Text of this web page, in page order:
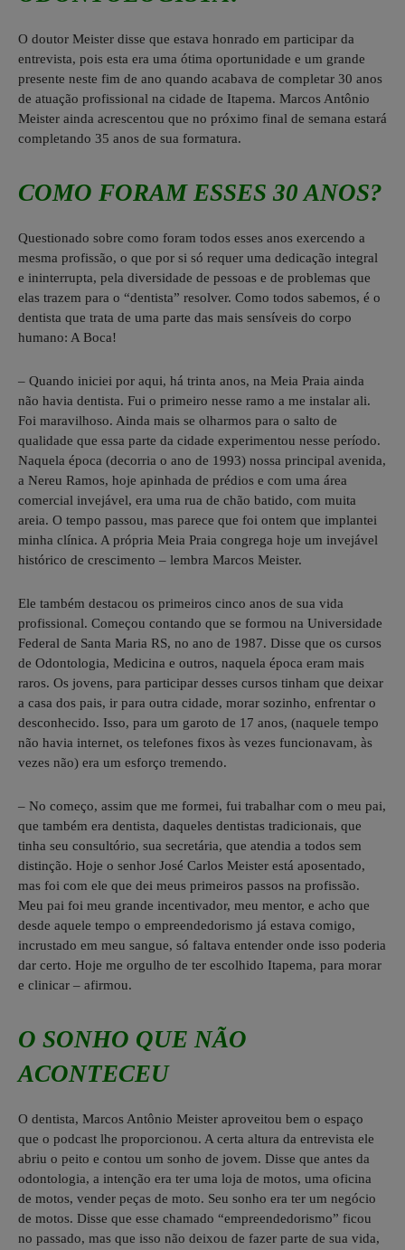
O doutor Meister disse que estava honrado em participar da
entrevista, pois esta era uma ótima oportunidade e um grande
presente neste fim de ano quando acabava de completar 30 anos
de atuação profissional na cidade de Itapema. Marcos Antônio
Meister ainda acrescentou que no próximo final de semana estará
completando 35 anos de sua formatura.
COMO FORAM ESSES 30 ANOS?
Questionado sobre como foram todos esses anos exercendo a
mesma profissão, o que por si só requer uma dedicação integral
e ininterrupta, pela diversidade de pessoas e de problemas que
elas trazem para o “dentista” resolver. Como todos sabemos, é o
dentista que trata de uma parte das mais sensíveis do corpo
humano: A Boca!
– Quando iniciei por aqui, há trinta anos, na Meia Praia ainda
não havia dentista. Fui o primeiro nesse ramo a me instalar ali.
Foi maravilhoso. Ainda mais se olharmos para o salto de
qualidade que essa parte da cidade experimentou nesse período.
Naquela época (decorria o ano de 1993) nossa principal avenida,
a Nereu Ramos, hoje apinhada de prédios e com uma área
comercial invejável, era uma rua de chão batido, com muita
areia. O tempo passou, mas parece que foi ontem que implantei
minha clínica. A própria Meia Praia congrega hoje um invejável
histórico de crescimento – lembra Marcos Meister.
Ele também destacou os primeiros cinco anos de sua vida
profissional. Começou contando que se formou na Universidade
Federal de Santa Maria RS, no ano de 1987. Disse que os cursos
de Odontologia, Medicina e outros, naquela época eram mais
raros. Os jovens, para participar desses cursos tinham que deixar
a casa dos pais, ir para outra cidade, morar sozinho, enfrentar o
desconhecido. Isso, para um garoto de 17 anos, (naquele tempo
não havia internet, os telefones fixos às vezes funcionavam, às
vezes não) era um esforço tremendo.
– No começo, assim que me formei, fui trabalhar com o meu pai,
que também era dentista, daqueles dentistas tradicionais, que
tinha seu consultório, sua secretária, que atendia a todos sem
distinção. Hoje o senhor José Carlos Meister está aposentado,
mas foi com ele que dei meus primeiros passos na profissão.
Meu pai foi meu grande incentivador, meu mentor, e acho que
desde aquele tempo o empreendedorismo já estava comigo,
incrustado em meu sangue, só faltava entender onde isso poderia
dar certo. Hoje me orgulho de ter escolhido Itapema, para morar
e clinicar – afirmou.
O SONHO QUE NÃO
ACONTECEU
O dentista, Marcos Antônio Meister aproveitou bem o espaço
que o podcast lhe proporcionou. A certa altura da entrevista ele
abriu o peito e contou um sonho de jovem. Disse que antes da
odontologia, a intenção era ter uma loja de motos, uma oficina
de motos, vender peças de moto. Seu sonho era ter um negócio
de motos. Disse que esse chamado “empreendedorismo” ficou
no passado, mas que isso não deixou de fazer parte de sua vida,